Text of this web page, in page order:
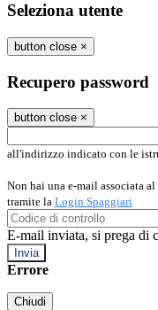
Seleziona utente
button close ×
Recupero password
button close ×
all'indirizzo indicato con le
Non hai una e-mail associata
tramite la Login Spaggiari
E-mail inviata, si prega di
Errore
Chiudi